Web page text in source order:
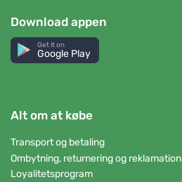
Download appen
Get it on
Google Play
Alt om at købe
Transport og betaling
Ombytning, returnering og reklamation
Loyalitetsprogram